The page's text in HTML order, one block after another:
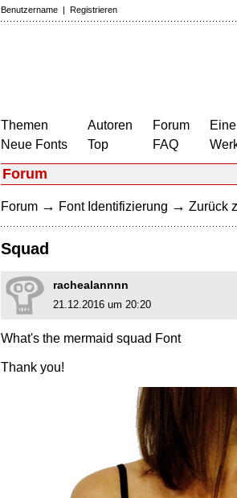
Benutzername | Registrieren
Themen
Neue Fonts
Autoren
Top
Forum
FAQ
Forum
Forum → Font Identifizierung → Zurück
Squad
rachealannnn
21.12.2016 um 20:20
What's the mermaid squad Font
Thank you!